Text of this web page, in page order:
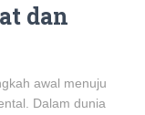
dan
awal menuju
Dalam dunia